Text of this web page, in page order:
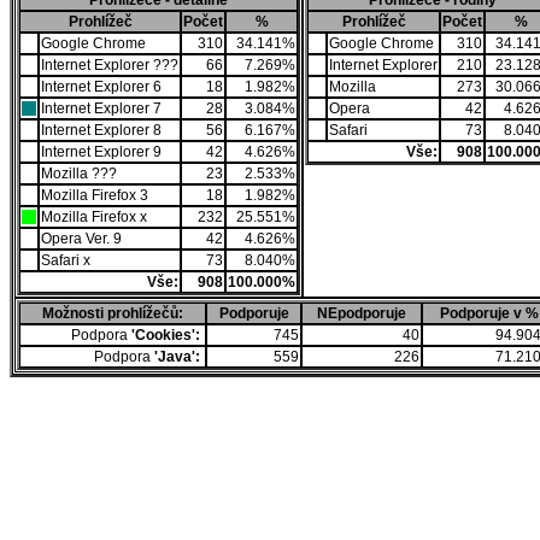
Prohlížeč
Počet
%
Google Chrome
310
34.141%
Internet Explorer ???
66
7.269%
Internet Explorer 6
18
1.982%
Internet Explorer 7
28
3.084%
Internet Explorer 8
56
6.167%
Internet Explorer 9
42
4.626%
Mozilla ???
23
2.533%
Mozilla Firefox 3
18
1.982%
Mozilla Firefox x
232
25.551%
Opera Ver. 9
42
4.626%
Safari x
73
8.040%
Vše:
908 100.000%
Prohlížeč
Počet
%
Google Chrome
310
Internet Explorer
210
Mozilla
273
Opera
42
Safari
73
Vše:
908
Možnosti prohlížečů: Podporuje NEpodporuje
Podporuje v %
Podpora 'Cookies': 745 40
Podpora 'Java': 559 226